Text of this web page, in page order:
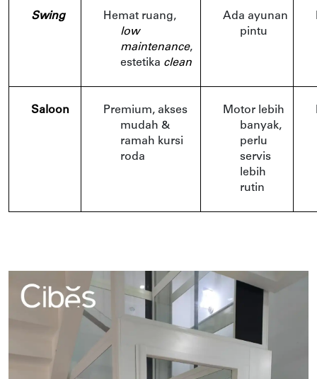
Swing
Hemat ruang,
low
maintenance,
estetika clean
Ada ayunan
pintu
Saloon
Premium, akses
mudah &
ramah kursi
roda
Motor lebih
banyak,
perlu
servis
lebih
rutin